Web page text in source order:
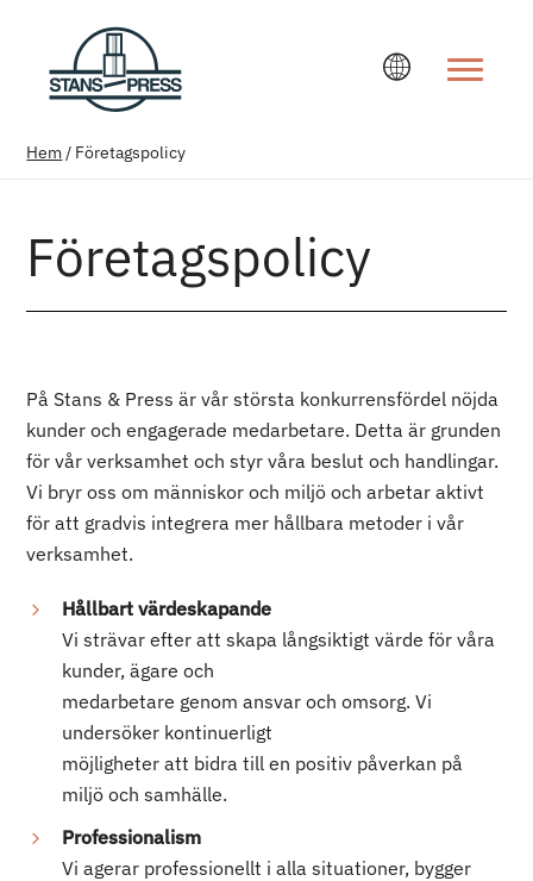
Hem/ Företagspolicy
Företagspolicy
På Stans & Press är vår största konkurrensfördel nöjda
kunder och engagerade medarbetare. Detta är grunden
för vår verksamhet och styr våra beslut och handlingar.
Vi bryr oss om människor och miljö och arbetar aktivt
för att gradvis integrera mer hållbara metoder i vår
verksamhet.
Hållbart värdeskapande
Vi strävar efter att skapa långsiktigt värde för våra
kunder, ägare och
medarbetare genom ansvar och omsorg. Vi
undersöker kontinuerligt
möjligheter att bidra till en positiv påverkan på
miljö och samhälle.
Professionalism
Vi agerar professionellt i alla situationer, bygger